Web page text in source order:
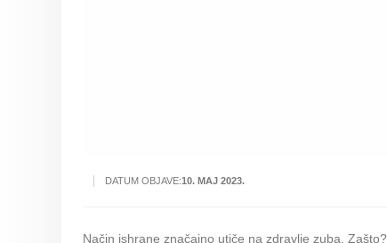
DATUM OBJAVE:10. МАЈ 2023.
Način ishrane značajno utiče na zdravlje zuba.